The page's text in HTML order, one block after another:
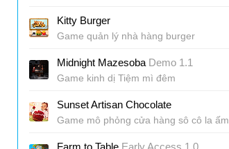
Kitty Burger
Game quản lý nhà hàng burger
Midnight Mazesoba Demo 1.1
Game kinh dị Tiệm mì đêm
Sunset Artisan Chocolate
Game mô phỏng cửa hàng sô cô la ấm
Farm to Table Early Access 1.0